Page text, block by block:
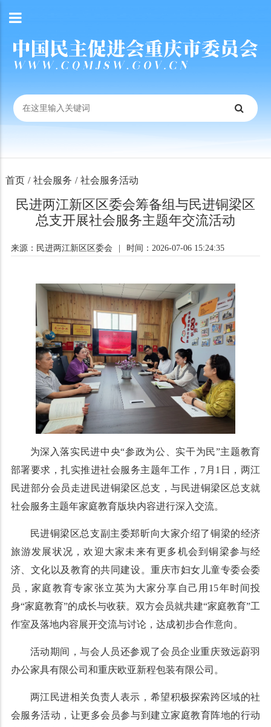
首页 / 社会服务 / 社会服务活动
民进两江新区区委会筹备组与民进铜梁区
总支开展社会服务主题年交流活动
来源：民进两江新区区委会 时间：2026-07-06 15:24:35
为深入落实民进中央“参政为公、实干为民”主题教育
部署要求，扎实推进社会服务主题年工作，7月1日，两江
民进部分会员走进民进铜梁区总支，与民进铜梁区总支就
社会服务主题年家庭教育版块内容进行深入交流。
民进铜梁区总支副主委郑昕向大家介绍了铜梁的经济
旅游发展状况，欢迎大家未来有更多机会到铜梁参与经
济、文化以及教育的共同建设。重庆市妇女儿童专委会委
员，家庭教育专家张立英为大家分享自己用15年时间投
身“家庭教育”的成长与收获。双方会员就共建“家庭教育”工
作室及落地内容展开交流与讨论，达成初步合作意向。
活动期间，与会人员还参观了会员企业重庆致远蔚羽
办公家具有限公司和重庆欧亚新程包装有限公司。
两江民进相关负责人表示，希望积极探索跨区域的社
会服务活动，让更多会员参与到建立家庭教育阵地的行动